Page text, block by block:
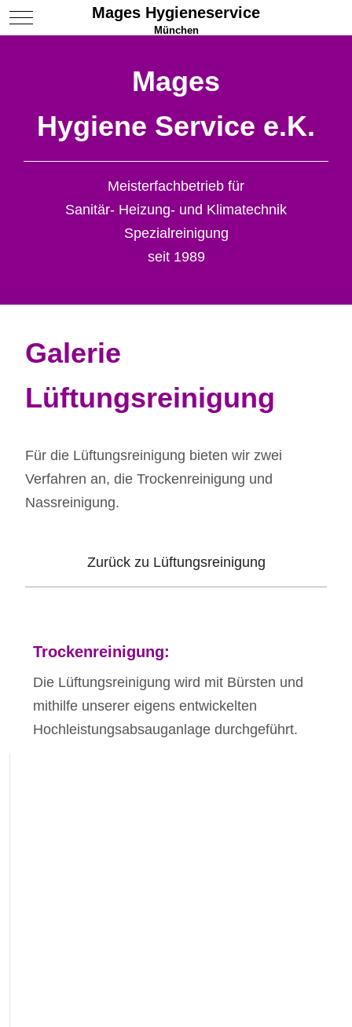
Mobile Menu ToggleMages Hygieneservice
München
Mages
Hygiene Service e.K.
Meisterfachbetrieb für
Sanitär- Heizung- und Klimatechnik
Spezialreinigung
seit 1989
Galerie
Lüftungsreinigung
Für die Lüftungsreinigung bieten wir zwei
Verfahren an, die Trockenreinigung und
Nassreinigung.
Zurück zu Lüftungsreinigung
Trockenreinigung:
Die Lüftungsreinigung wird mit Bürsten und
mithilfe unserer eigens entwickelten
Hochleistungsabsauganlage durchgeführt.